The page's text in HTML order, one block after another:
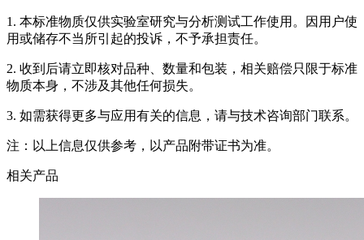
1. 本标准物质仅供实验室研究与分析测试工作使用。因用户使
用或储存不当所引起的投诉，不予承担责任。
2. 收到后请立即核对品种、数量和包装，相关赔偿只限于标准
物质本身，不涉及其他任何损失。
3. 如需获得更多与应用有关的信息，请与技术咨询部门联系。
注：以上信息仅供参考，以产品附带证书为准。
相关产品